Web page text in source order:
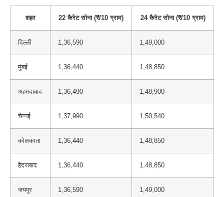
शहर 22 कैरेट सोना (₹/10 ग्राम) 24 कैरेट सोना (₹/10 ग्राम)
दिल्ली 1,36,590 1,49,000
मुंबई 1,36,440 1,48,850
अहमदाबाद 1,36,490 1,48,900
चेन्नई 1,37,990 1,50,540
कोलकाता 1,36,440 1,48,850
हैदराबाद 1,36,440 1,48,850
जयपुर 1,36,590 1,49,000